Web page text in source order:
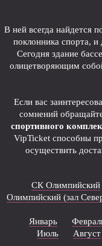
В ней всегда найдется
поклонника спорта, и
Сегодня здание
олицетворяющим
Если вас
сомнений
спортивного
VipTicket способны
осуществить
СК Олимпийский
Олимпийский (зал
Январь
Июль
Август